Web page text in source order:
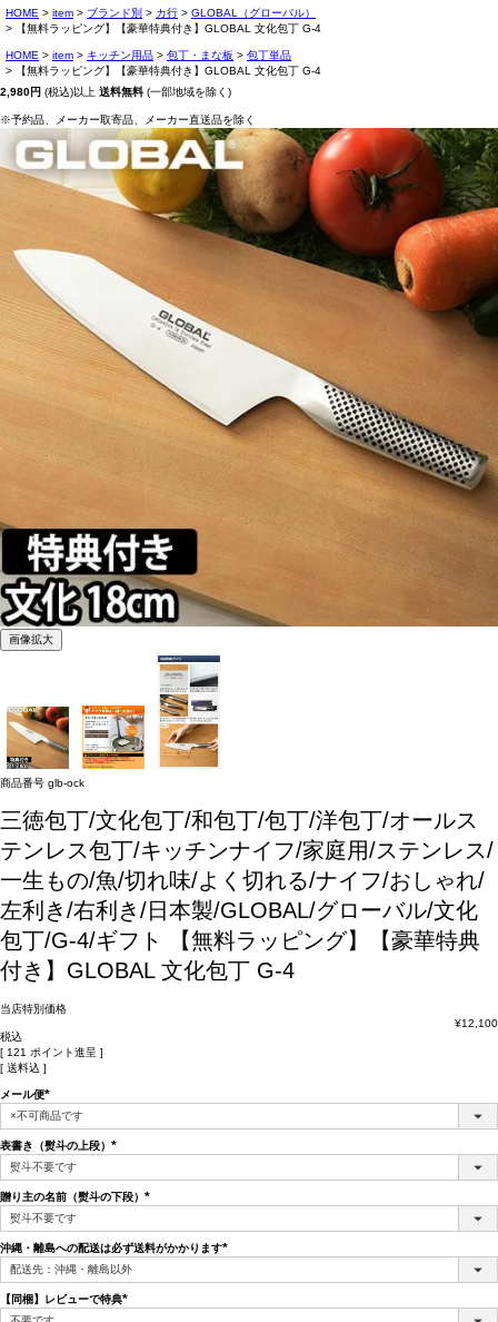
HOME item ブランド別 カ行
GLOBAL（グローバル）
【無料ラッピング】【豪華特典付き】GLOBAL 文化包丁 G-4
HOME item キッチン用品 包丁・まな板
包丁単品
【無料ラッピング】【豪華特典付き】GLOBAL 文化包丁 G-4
2,980円 (税込)以上 送料無料 (一部地域を除く)
※予約品、メーカー取寄品、メーカー直送品を除く
画像拡大
商品番号 glb-ock
三徳包丁/文化包丁/和包丁/包丁/洋包丁/オールス
テンレス包丁/キッチンナイフ/家庭用/ステンレス/
一生もの/魚/切れ味/よく切れる/ナイフ/おしゃれ/
左利き/右利き/日本製/GLOBAL/グローバル/文化
包丁/G-4/ギフト
【無料ラッピング】【豪華特典
付き】GLOBAL 文化包丁 G-4
当店特別価格
¥12,100
税込
[ 121 ポイント進呈 ]
送料込
メール便
(必
須)
表書き（熨斗の上段）
贈り主の名前（熨斗の下段）
沖縄・離島への配送は必ず送料がかかります
【同梱】レビューで特典